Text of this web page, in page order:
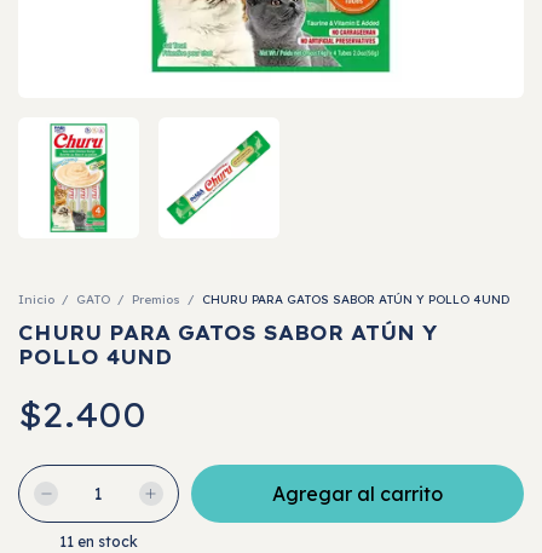
Inicio / GATO / Premios / CHURU PARA GATOS SABOR ATÚN Y POLLO 4UND
CHURU PARA GATOS SABOR ATÚN Y
POLLO 4UND
$2.400
11en stock